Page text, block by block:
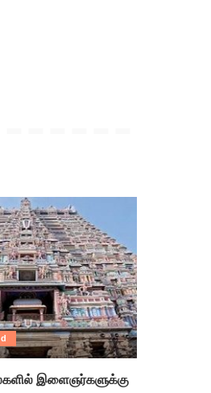
இளைஞர்களுக்கு